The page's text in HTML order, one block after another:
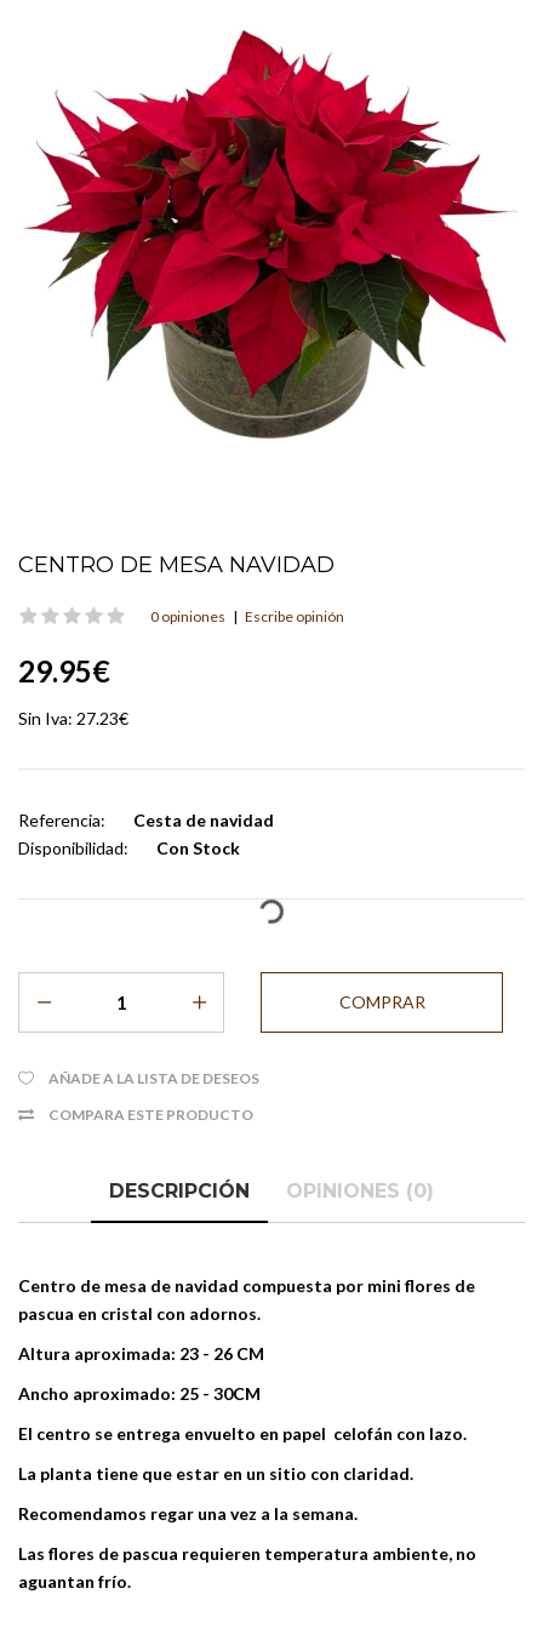
CENTRO DE MESA NAVIDAD
0 opiniones | Escribe opinión
29.95€
Sin Iva: 27.23€
Referencia:
Cesta de navidad
Disponibilidad:
Con Stock
AÑADE A LA LISTA DE DESEOS
COMPARA ESTE PRODUCTO
DESCRIPCIÓN OPINIONES (0)
Centro de mesa de navidad compuesta por mini flores de
pascua en cristal con adornos.
Altura aproximada: 23 - 26 CM
Ancho aproximado: 25 - 30CM
El centro se entrega envuelto en papel celofán con lazo.
La planta tiene que estar en un sitio con claridad.
Recomendamos regar una vez a la semana.
Las flores de pascua requieren temperatura ambiente, no
aguantan frío.